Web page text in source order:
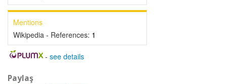
Mentions
Wikipedia - References: 1
- see details
Paylaş